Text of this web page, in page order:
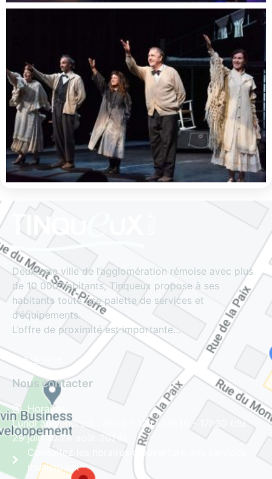
Deuxième ville de l’agglomération rémoise avec plus
de 10 000 habitants, Tinqueux propose à ses
habitants toute une palette de services et
d’équipements.
L’offre de proximité est importante…
Lire la suite
Nous contacter
Horaires
Lundi au vendredi : 8h30 - 12h | 13h30 - 17h30 (du
29 juin au 28 août 2026)
Consultez les horaires d'ouverture des services
municipaux